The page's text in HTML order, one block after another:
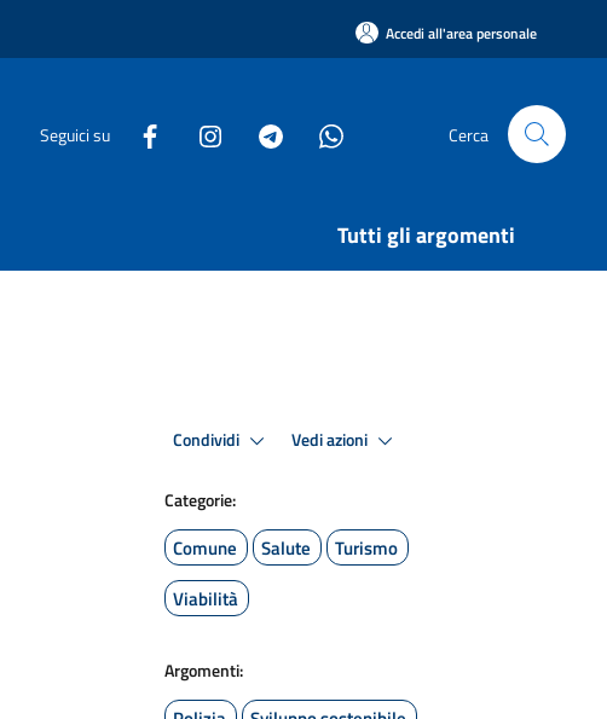
Accedi all'area personale
Seguici su Cerca
Tutti gli argomenti
Condividi Vedi azioni
Categorie:
Comune Salute
Turismo
Viabilità
Argomenti: